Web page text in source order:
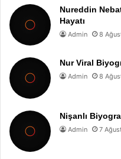
Nureddin
Hayatı
Admin 8
Nur Viral
Admin 8
Nişanlı
Admin 7